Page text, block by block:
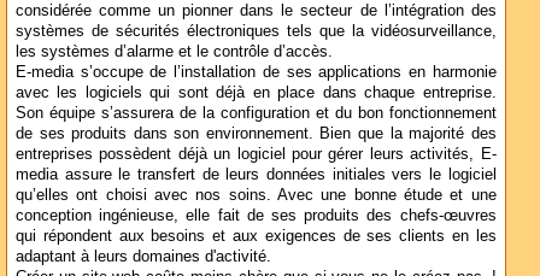
considérée comme un pionner dans le secteur de l’intégration des
systèmes de sécurités électroniques tels que la vidéosurveillance,
les systèmes d’alarme et le contrôle d’accès.
E-media s’occupe de l’installation de ses applications en harmonie
avec les logiciels qui sont déjà en place dans chaque entreprise.
Son équipe s’assurera de la configuration et du bon fonctionnement
de ses produits dans son environnement. Bien que la majorité des
entreprises possèdent déjà un logiciel pour gérer leurs activités, E-
media assure le transfert de leurs données initiales vers le logiciel
qu’elles ont choisi avec nos soins. Avec une bonne étude et une
conception ingénieuse, elle fait de ses produits des chefs-œuvres
qui répondent aux besoins et aux exigences de ses clients en les
adaptant à leurs domaines d'activité.